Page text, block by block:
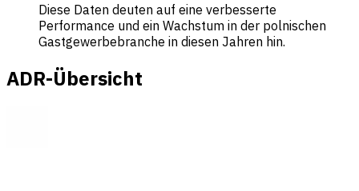
Diese Daten deuten auf eine verbesserte
Performance und ein Wachstum in der polnischen
Gastgewerbebranche in diesen Jahren hin.
ADR-Übersicht